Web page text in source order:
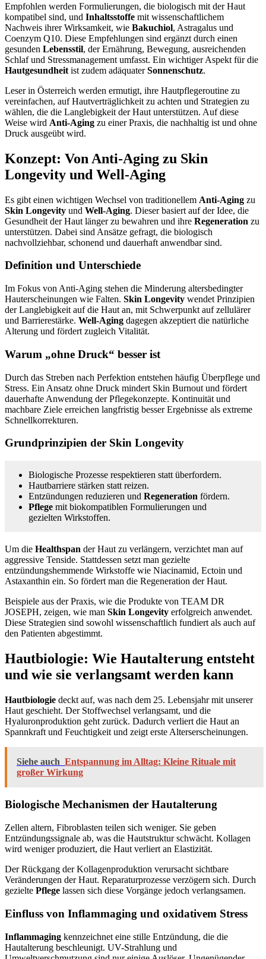
Empfohlen werden Formulierungen, die biologisch mit der Haut
kompatibel sind, und Inhaltsstoffe mit wissenschaftlichem
Nachweis ihrer Wirksamkeit, wie Bakuchiol, Astragalus und
Coenzym Q10. Diese Empfehlungen sind ergänzt durch einen
gesunden Lebensstil, der Ernährung, Bewegung, ausreichenden
Schlaf und Stressmanagement umfasst. Ein wichtiger Aspekt für die
Hautgesundheit ist zudem adäquaterSonnenschutz.
Leser in Österreich werden ermutigt, ihre Hautpflegeroutine zu
vereinfachen, auf Hautverträglichkeit zu achten und Strategien zu
wählen, die die Langlebigkeit der Haut unterstützen. Auf diese
Weise wird Anti-Aging zu einer Praxis, die nachhaltig ist und ohne
Druck ausgeübt wird.
Konzept: Von Anti-Aging zu Skin
Longevity und Well‑Aging
Es gibt einen wichtigen Wechsel von traditionellem Anti-Aging zu
Skin Longevity und Well‑Aging. Dieser basiert auf der Idee, die
Gesundheit der Haut länger zu bewahren und ihre Regeneration zu
unterstützen. Dabei sind Ansätze gefragt, die biologisch
nachvollziehbar, schonend und dauerhaft anwendbar sind.
Definition und Unterschiede
Im Fokus von Anti-Aging stehen die Minderung altersbedingter
Hauterscheinungen wie Falten. Skin Longevity wendet Prinzipien
der Langlebigkeit auf die Haut an, mit Schwerpunkt auf zellulärer
und Barrierestärke. Well‑Aging dagegen akzeptiert die natürliche
Alterung und fördert zugleich Vitalität.
Warum „ohne Druck“ besser ist
Durch das Streben nach Perfektion entstehen häufig Überpflege und
Stress. Ein Ansatz ohne Druck mindert Skin Burnout und fördert
dauerhafte Anwendung der Pflegekonzepte. Kontinuität und
machbare Ziele erreichen langfristig besser Ergebnisse als extreme
Schnellkorrekturen.
Grundprinzipien der Skin Longevity
Biologische Prozesse respektieren statt überfordern.
Hautbarriere stärken statt reizen.
Entzündungen reduzieren und Regeneration fördern.
Pflege mit biokompatiblen Formulierungen und
gezielten Wirkstoffen.
Um die Healthspan der Haut zu verlängern, verzichtet man auf
aggressive Tenside. Stattdessen setzt man gezielte
entzündungshemmende Wirkstoffe wie Niacinamid, Ectoin und
Astaxanthin ein. So fördert man die Regeneration der Haut.
Beispiele aus der Praxis, wie die Produkte von TEAM DR
JOSEPH, zeigen, wie man Skin Longevity erfolgreich anwendet.
Diese Strategien sind sowohl wissenschaftlich fundiert als auch auf
den Patienten abgestimmt.
Hautbiologie: Wie Hautalterung entsteht
und wie sie verlangsamt werden kann
Hautbiologie deckt auf, was nach dem 25. Lebensjahr mit unserer
Haut geschieht. Der Stoffwechsel verlangsamt, und die
Hyaluronproduktion geht zurück. Dadurch verliert die Haut an
Spannkraft und Feuchtigkeit und zeigt erste Alterserscheinungen.
Siehe auch Entspannung im Alltag: Kleine Rituale mit
großer Wirkung
Biologische Mechanismen der Hautalterung
Zellen altern, Fibroblasten teilen sich weniger. Sie geben
Entzündungssignale ab, was die Hautstruktur schwächt. Kollagen
wird weniger produziert, die Haut verliert an Elastizität.
Der Rückgang der Kollagenproduktion verursacht sichtbare
Veränderungen der Haut. Reparaturprozesse verzögern sich. Durch
gezielte Pflege lassen sich diese Vorgänge jedoch verlangsamen.
Einfluss von Inflammaging und oxidativem Stress
Inflammaging kennzeichnet eine stille Entzündung, die die
Hautalterung beschleunigt. UV-Strahlung und